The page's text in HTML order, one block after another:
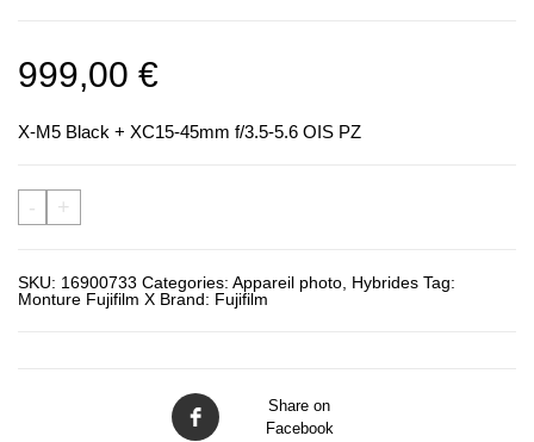
999,00 €
X-M5 Black + XC15-45mm f/3.5-5.6 OIS PZ
- +
SKU: 16900733 Categories: Appareil photo, Hybrides Tag:
Monture Fujifilm X Brand: Fujifilm
Share on
Facebook